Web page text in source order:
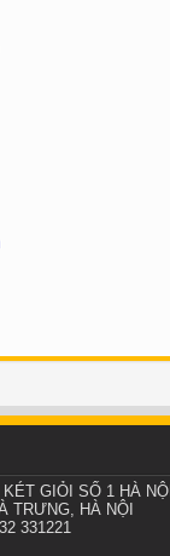
GIỎI SỐ 1 HÀ NỘI
TRƯNG, HÀ NỘI
331221